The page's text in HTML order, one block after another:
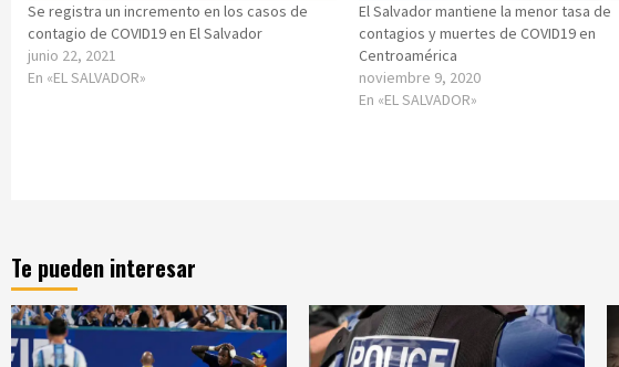
Se registra un incremento en los casos de
contagio de COVID19 en El Salvador
junio 22, 2021
En «EL SALVADOR»
El Salvador mantiene la menor tasa de
contagios y muertes de COVID19 en
Centroamérica
noviembre 9, 2020
En «EL SALVADOR»
Te pueden interesar